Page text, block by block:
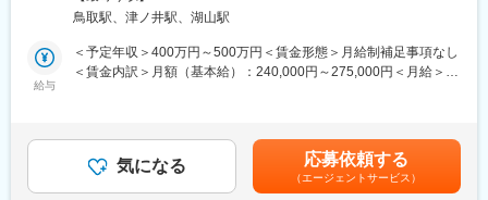
ポイント先に行く際は上司が同行します。個々人の業務習得状況
■やりがい：
＊インセンティブ制度：個人やチームの売上に応じて年4回支給さ
れます。年齢や性別に関係なく、能力・実績・努力に基づいてチ
る『ネクシーズZERO』の法人営業として、企業のコスト削減・
環境課題解決に向けた提案をお任せします。
■業務の流れ：
4）施工のスケジュール調整、実施
5）設置と納品
可能場所あり＜勤務地詳細2＞ＮＥＸＹＺ．中国＜鳥取営業所＞住
務地最寄駅：JR山陰本線／鳥取駅受動喫煙対策：敷地内全面禁煙
変更の範囲：会社の定める事業所
鳥取駅、津ノ井駅、湖山駅
給与
＜予定年収＞400万円～500万円＜賃金形態＞月給制補足事項なし
＜賃金内訳＞月額（基本給）：240,000円～275,000円＜月給＞
4,005,600円・月額27.5万円＋想定残業代＋賞与＝4,291,500円※
上記に想定インセンティブを含め400～500万円想定となります。
賃金はあくまでも目安の金額であり、選考を通じて上下する可能
気になる 応募依頼する
（エージェントサービス）